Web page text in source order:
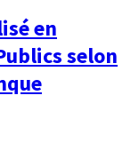
en
selon